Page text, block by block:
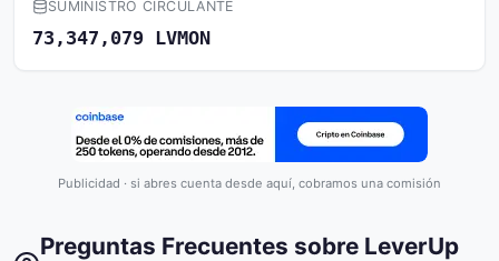
SUMINISTRO CIRCULANTE
73,347,079 LVMON
Publicidad · si abres cuenta desde aquí, cobramos una comisión
Preguntas Frecuentes sobre LeverUp